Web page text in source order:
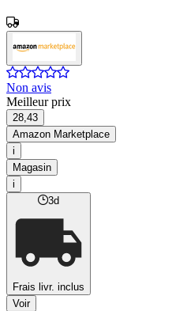
Non avis
Meilleur prix
28,43
Amazon Marketplace
i
Magasin
i
3d
Frais livr. inclus
Voir